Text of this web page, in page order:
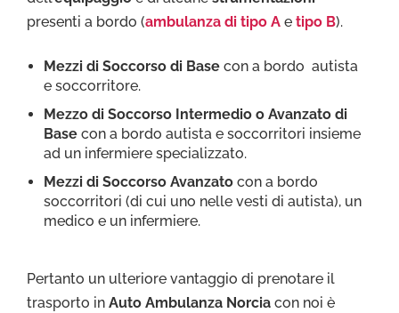
presenti a bordo (ambulanza di tipo A e tipo B).
Mezzi di Soccorso di Basecon a bordo autista
e soccorritore.
Mezzo di Soccorso Intermedio o Avanzato di
Basecon a bordo autista e soccorritori insieme
ad un infermiere specializzato.
Mezzi di Soccorso Avanzatocon a bordo
soccorritori (di cui uno nelle vesti di autista), un
medico e un infermiere.
Pertanto un ulteriore vantaggio di prenotare il
trasporto in Auto Ambulanza Norcia con noi è